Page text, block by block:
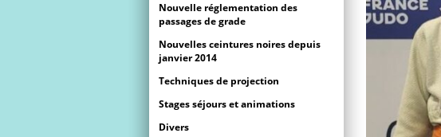
Nouvelle réglementation des
passages de grade
Nouvelles ceintures noires depuis
janvier 2014
Techniques de projection
Stages séjours et animations
Divers